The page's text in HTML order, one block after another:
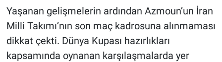
Yaşanan gelişmelerin ardından Azmoun’un İran
Milli Takımı’nın son maç kadrosuna alınmaması
dikkat çekti. Dünya Kupası hazırlıkları
kapsamında oynanan karşılaşmalarda yer